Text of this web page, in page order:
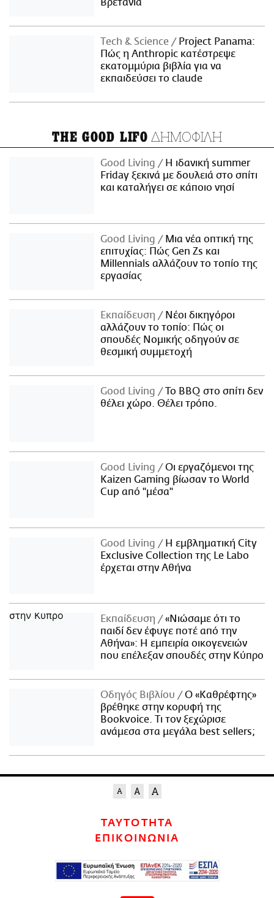
Βρετανία
Τech & Science
Project Panama:
Πώς η Anthropic κατέστρεψε
εκατομμύρια βιβλία για να
εκπαιδεύσει το claude
THE GOOD LIFO ΔΗΜΟΦΙΛΗ
Good Living
Η ιδανική summer
Friday ξεκινά με δουλειά στο σπίτι
και καταλήγει σε κάποιο νησί
Good Living
Μια νέα οπτική της
επιτυχίας: Πώς Gen Zs και
Millennials αλλάζουν το τοπίο της
εργασίας
Εκπαίδευση
Νέοι δικηγόροι
αλλάζουν το τοπίο: Πώς οι
σπουδές Νομικής οδηγούν σε
θεσμική συμμετοχή
Good Living
Το BBQ στο σπίτι δεν
θέλει χώρο. Θέλει τρόπο.
Good Living
Οι εργαζόμενοι της
Kaizen Gaming βίωσαν το World
Cup από "μέσα"
Good Living
Η εμβληματική City
Exclusive Collection της Le Labo
έρχεται στην Αθήνα
Εκπαίδευση
«Νιώσαμε ότι το
παιδί δεν έφυγε ποτέ από την
Αθήνα»: Η εμπειρία οικογενειών
που επέλεξαν σπουδές στην Κύπρο
Οδηγός Βιβλίου
Ο «Καθρέφτης»
βρέθηκε στην κορυφή της
Bookvoice. Τι τον ξεχώρισε
ανάμεσα στα μεγάλα best sellers;
ΤΑΥΤΟΤΗΤΑ
ΕΠΙΚΟΙΝΩΝΙΑ